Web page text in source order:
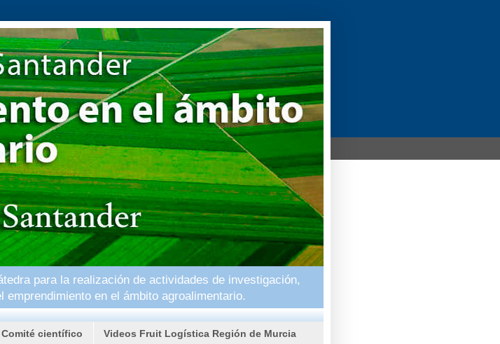
para la realización de actividades de investigación,
en el ámbito agroalimentario.
Comité científico Videos Fruit Logística Región de Murcia